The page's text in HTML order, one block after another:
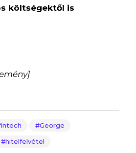
költségektől is
George
hitelfelvétel